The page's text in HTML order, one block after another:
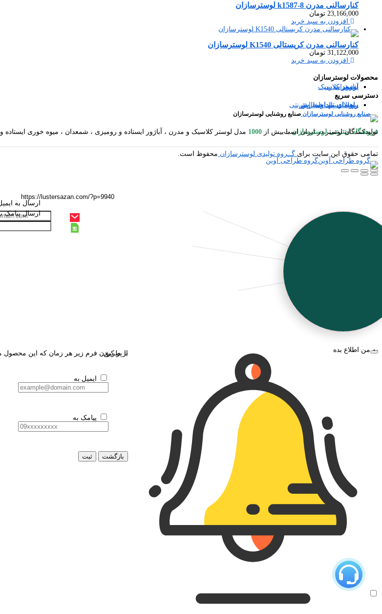
کنارسالنی مدرن k1587-8 لوسترسازان
23,166,000 تومان
افزودن به سبد خرید
کنارسالنی مدرن کریستالی K1540 لوسترسازان
31,122,000 تومان
افزودن به سبد خرید
محصولات لوسترسازان
لوستر کلاسیک
لوستر مدرن
آباژور
شمعدان
دسترسی سریع
راهنمای ثبت سفارش
رویه ارسال سفارش
راهنمای پرداخت اینترنتی
سوالات متداول
صنایع روشنایی لوسترسازان
فروشگاه اینترنتی لوسترسازانبا بیش از 1000 مدل لوستر کلاسیک و مدرن ، آباژور ایستاده و رومیزی ، شمعدان ، میوه خوری ایستاده و رومیزی ، کنارسالنی ایستاده ، دیوارکوب ، گردسوز و محصولات چوبی یکی از بزرگترین تولیدکنندگان لوستر در ایران است.
تمامی حقوق این سایت برای گــروه تولیدی لوسترسازان محفوظ است.
گروه طراحی آوین
ارسال به
ارسال پیامک
به من اطلاع بده با پر کردن فرم زیر هر زمان که این محصول
از طریق:
ایمیل به
پیامک به
بازگشت ثبت